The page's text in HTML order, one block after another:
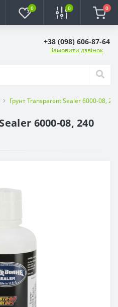
0 0 0
+38 (098) 606-87-64
Замовити дзвінок
Грунт Transparent Sealer 6000-08,
6000-08, 240